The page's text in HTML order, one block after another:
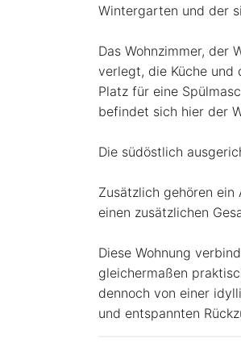
Wintergarten und der
Das Wohnzimmer, der
verlegt, die Küche und
Platz für eine
befindet sich hier der
Die südöstlich
Zusätzlich gehören
einen zusätzlichen
Diese Wohnung
gleichermaßen
dennoch von einer
und entspannten